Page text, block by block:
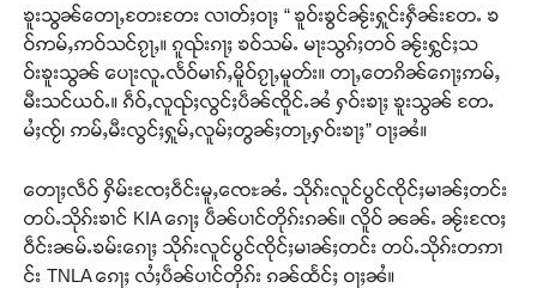
ၶူးသွၼ်တေႃႇတႄးတႄး လၢတ်ႈဝႃႈ “ ၶူဝ်းၶွင်ၼႂ်းႁူင်းႁဵၼ်းတႄႉ ၶ
ဝ်ဢမ်ႇဢဝ်သင်ၵႂႃႇ။ ၵူၺ်းၵႃႈ ၶဝ်သမ်ႉ မႃးသွၵ်ႈတဝ် ၼႂ်းႁွင်ႈသ
ဝ်းၶူးသွၼ် ပေႃးလူႉလႅဝ်မၢၵ်ႇမိူဝ်ၵႂႃႇမူတ်း။ တႃႇတေၵိၼ်ၵေႃႈဢမ်ႇ
မီးသင်ယဝ်ႉ။ ၵဵဝ်ႇလူၺ်ႈလွင်ႈပဵၼ်ၸိူင်ႉၼႆ ႁဝ်းၶႃႈ ၶူးသွၼ် တႄႉ
မႆႈၸႂ်၊ ဢမ်ႇမီးလွင်ႈႁူမ်ႇလူမ်ႈတွၼ်ႈတႃႇႁဝ်းၶႃႈ” ဝႃႈၼႆ။
တေႃႈလဵဝ် ႁိမ်းၸႄႈဝဵင်းမူႇၸေႊၼႆႉ သိုၵ်းလူင်ပွင်ၸိုင်ႈမၢၼ်ႈတင်း
တပ်ႉသိုၵ်းၶၢင် KIA ၵေႃႈ ပဵၼ်ပၢင်တိုၵ်းၵၼ်။ လိူဝ် ၼၼ်ႉ ၼႂ်းၸႄႈ
ဝဵင်းၼမ်ႉၶမ်းၵေႃႈ သိုၵ်းလူင်ပွင်ၸိုင်ႈမၢၼ်ႈတင်း တပ်ႉသိုၵ်းတဢၢ
င်း TNLA ၵေႃႈ လႆႈပဵၼ်ပၢင်တိုၵ်း ၵၼ်ထႅင်ႈ ဝႃႈၼႆ။